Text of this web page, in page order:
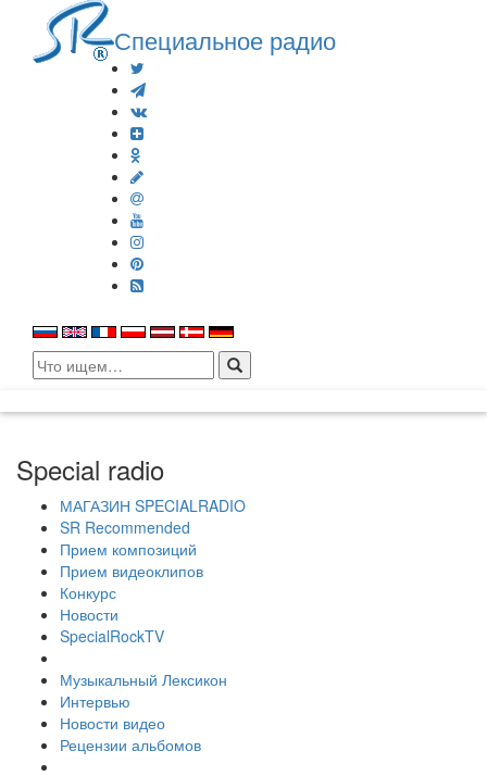
Специальное радио
Search
for:
Special radio
МАГАЗИН SPECIALRADIO
SR Recommended
Прием композиций
Прием видеоклипов
Конкурс
Новости
SpecialRockTV
Музыкальный Лексикон
Интервью
Новости видео
Рецензии альбомов